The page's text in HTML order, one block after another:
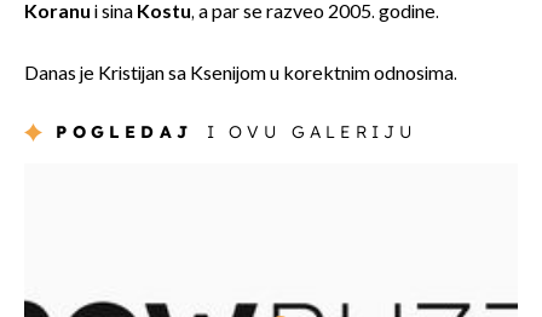
Koranu i sina Kostu, a par se razveo 2005. godine.
Danas je Kristijan sa Ksenijom u korektnim odnosima.
POGLEDAJ I OVU GALERIJU